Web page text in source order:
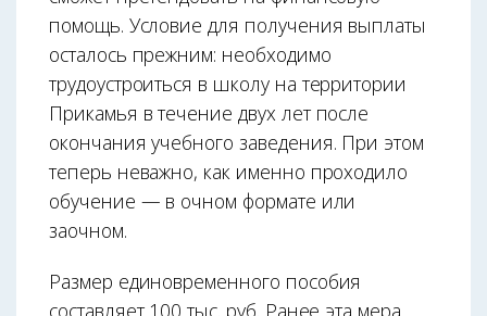
помощь. Условие для получения выплаты
осталось прежним: необходимо
трудоустроиться в школу на территории
Прикамья в течение двух лет после
окончания учебного заведения. При этом
теперь неважно, как именно проходило
обучение — в очном формате или
заочном.
Размер единовременного пособия
составляет 100 тыс. руб. Ранее эта мера